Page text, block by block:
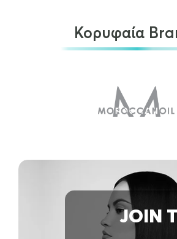
Barber Pro – Brightening Face
Κορυφαία
JOIN